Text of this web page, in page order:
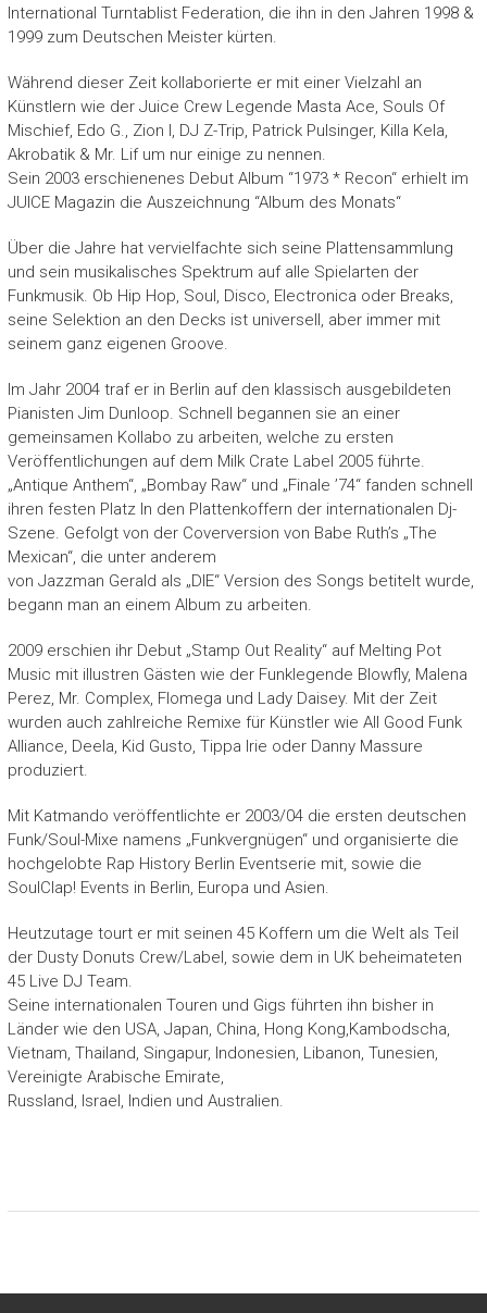
International Turntablist Federation, die ihn in den Jahren 1998 &
1999 zum Deutschen Meister kürten.
Während dieser Zeit kollaborierte er mit einer Vielzahl an
Künstlern wie der Juice Crew Legende Masta Ace, Souls Of
Mischief, Edo G., Zion I, DJ Z-Trip, Patrick Pulsinger, Killa Kela,
Akrobatik & Mr. Lif um nur einige zu nennen.
Sein 2003 erschienenes Debut Album “1973 * Recon“ erhielt im
JUICE Magazin die Auszeichnung “Album des Monats“
Über die Jahre hat vervielfachte sich seine Plattensammlung
und sein musikalisches Spektrum auf alle Spielarten der
Funkmusik. Ob Hip Hop, Soul, Disco, Electronica oder Breaks,
seine Selektion an den Decks ist universell, aber immer mit
seinem ganz eigenen Groove.
Im Jahr 2004 traf er in Berlin auf den klassisch ausgebildeten
Pianisten Jim Dunloop. Schnell begannen sie an einer
gemeinsamen Kollabo zu arbeiten, welche zu ersten
Veröffentlichungen auf dem Milk Crate Label 2005 führte.
„Antique Anthem“, „Bombay Raw“ und „Finale ’74“ fanden schnell
ihren festen Platz In den Plattenkoffern der internationalen Dj-
Szene. Gefolgt von der Coverversion von Babe Ruth’s „The
Mexican“, die unter anderem
von Jazzman Gerald als „DIE“ Version des Songs betitelt wurde,
begann man an einem Album zu arbeiten.
2009 erschien ihr Debut „Stamp Out Reality“ auf Melting Pot
Music mit illustren Gästen wie der Funklegende Blowfly, Malena
Perez, Mr. Complex, Flomega und Lady Daisey. Mit der Zeit
wurden auch zahlreiche Remixe für Künstler wie All Good Funk
Alliance, Deela, Kid Gusto, Tippa Irie oder Danny Massure
produziert.
Mit Katmando veröffentlichte er 2003/04 die ersten deutschen
Funk/Soul-Mixe namens „Funkvergnügen“ und organisierte die
hochgelobte Rap History Berlin Eventserie mit, sowie die
SoulClap! Events in Berlin, Europa und Asien.
Heutzutage tourt er mit seinen 45 Koffern um die Welt als Teil
der Dusty Donuts Crew/Label, sowie dem in UK beheimateten
45 Live DJ Team.
Seine internationalen Touren und Gigs führten ihn bisher in
Länder wie den USA, Japan, China, Hong Kong,Kambodscha,
Vietnam, Thailand, Singapur, Indonesien, Libanon, Tunesien,
Vereinigte Arabische Emirate,
Russland, Israel, Indien und Australien.